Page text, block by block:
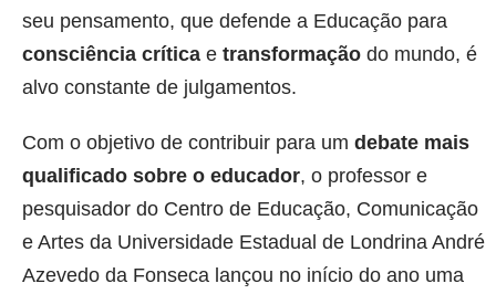
seu pensamento, que defende a Educação para
consciência crítica e transformação do mundo, é
alvo constante de julgamentos.
Com o objetivo de contribuir para um debate mais
qualificado sobre o educador, o professor e
pesquisador do Centro de Educação, Comunicação
e Artes da Universidade Estadual de Londrina André
Azevedo da Fonseca lançou no início do ano uma